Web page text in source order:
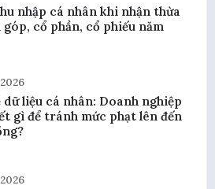
nhập cá nhân khi nhận thừa
góp, cổ phần, cổ phiếu năm
dữ liệu cá nhân: Doanh nghiệp
gì để tránh mức phạt lên đến